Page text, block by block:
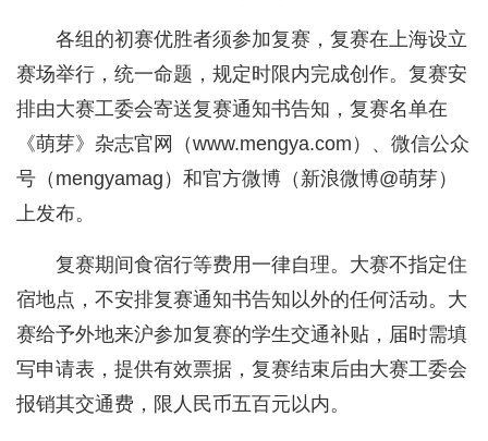
各组的初赛优胜者须参加复赛，复赛在上海设立
赛场举行，统一命题，规定时限内完成创作。复赛安
排由大赛工委会寄送复赛通知书告知，复赛名单在
《萌芽》杂志官网（www.mengya.com）、微信公众
号（mengyamag）和官方微博（新浪微博@萌芽）
上发布。
复赛期间食宿行等费用一律自理。大赛不指定住
宿地点，不安排复赛通知书告知以外的任何活动。大
赛给予外地来沪参加复赛的学生交通补贴，届时需填
写申请表，提供有效票据，复赛结束后由大赛工委会
报销其交通费，限人民币五百元以内。